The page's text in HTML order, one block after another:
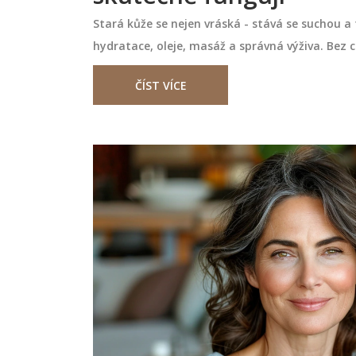
Stará kůže se nejen vráská - stává se
hydratace, oleje, masáž a správná výživa. Bez
ČÍST VÍCE